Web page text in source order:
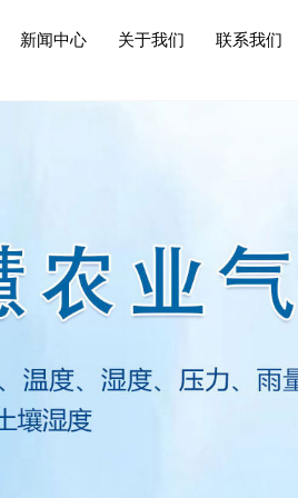
新闻中心 关于我们 联系我们